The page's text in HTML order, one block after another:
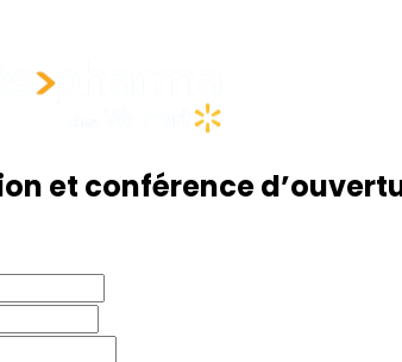
et conférence